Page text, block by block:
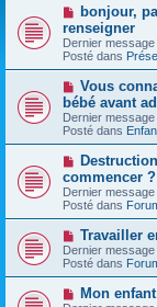
N
u
v
e
a
u
m
e
s
a
g
e
bonjour,
renseigner
Dernier
Posté dans
N
o
u
v
e
a
m
e
s
a
e
Vous
bébé avant
Dernier
Posté dans
N
u
v
e
a
m
e
s
s
a
commencer ?
Dernier
Posté dans
N
o
u
v
e
a
Travailler
Dernier
Posté dans
N
o
Mon